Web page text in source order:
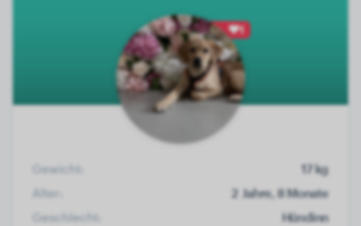
1
Gewicht:
17 kg
Alter:
2 Jahre, 8 Monate
Geschlecht:
Hündinn